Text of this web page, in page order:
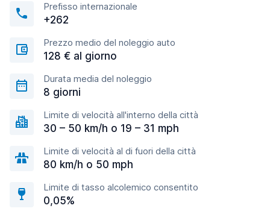
Prefisso internazionale
+262
Prezzo medio del noleggio auto
128 € al giorno
Durata media del noleggio
8 giorni
Limite di velocità all'interno della città
30 – 50 km/h o 19 – 31 mph
Limite di velocità al di fuori della città
80 km/h o 50 mph
Limite di tasso alcolemico consentito
0,05%